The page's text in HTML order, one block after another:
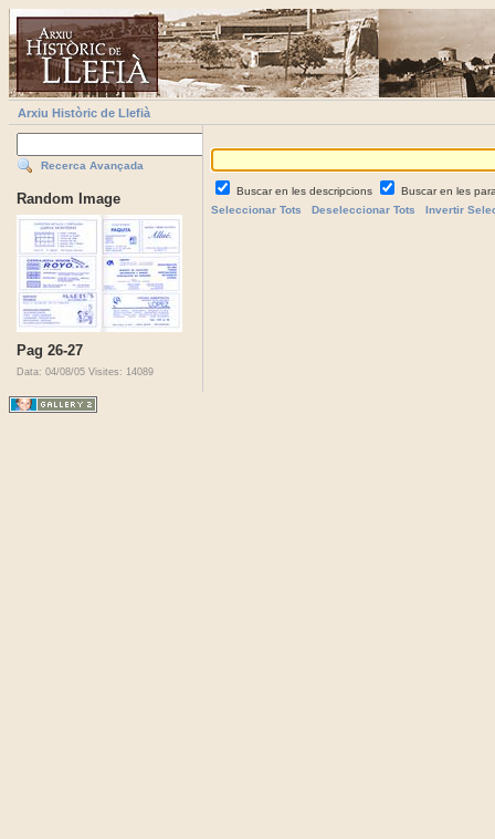
Arxiu Històric de Llefià
Recerca Avançada
Random Image
Pag 26-27
Data: 04/08/05 Visites: 14089
Buscar en les descripcions
Buscar en les
Seleccionar Tots
Deseleccionar Tots Invertir